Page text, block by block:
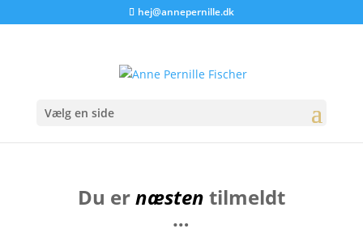
hej@annepernille.dk
Vælg en side
Du ernæsten tilmeldt
…